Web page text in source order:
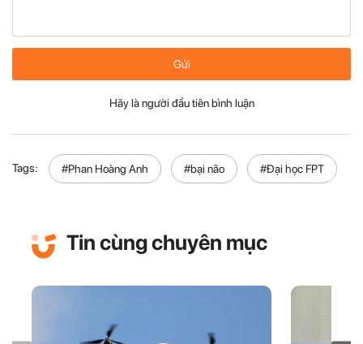
Gửi
Hãy là người đầu tiên bình luận
Tags: #Phan Hoàng Anh #bại não #Đại học FPT
Tin cùng chuyên mục